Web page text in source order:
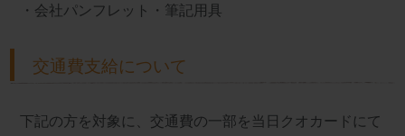
・会社パンフレット・筆記用具
交通費支給について
下記の方を対象に、交通費の一部を当日クオカードにて